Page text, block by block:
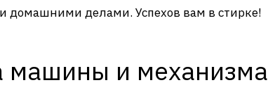
домашними делами. Успехов вам в стирке!
машины и механизма